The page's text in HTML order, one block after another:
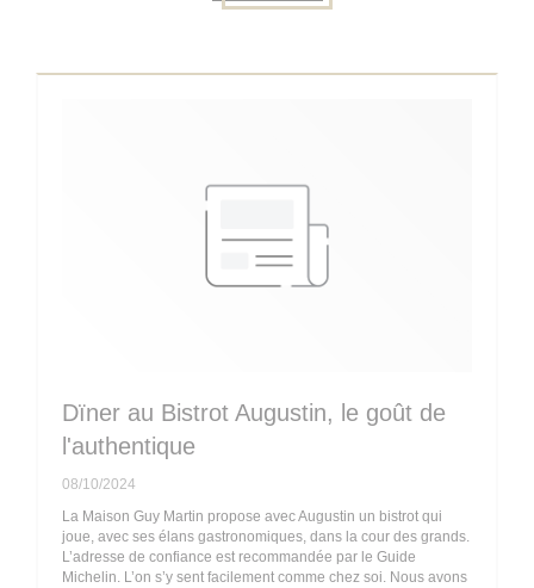
Dïner au Bistrot Augustin, le goût de
l'authentique
08/10/2024
La Maison Guy Martin propose avec Augustin un bistrot qui
joue, avec ses élans gastronomiques, dans la cour des grands.
L’adresse de confiance est recommandée par le Guide
Michelin. L’on s’y sent facilement comme chez soi. Nous avons